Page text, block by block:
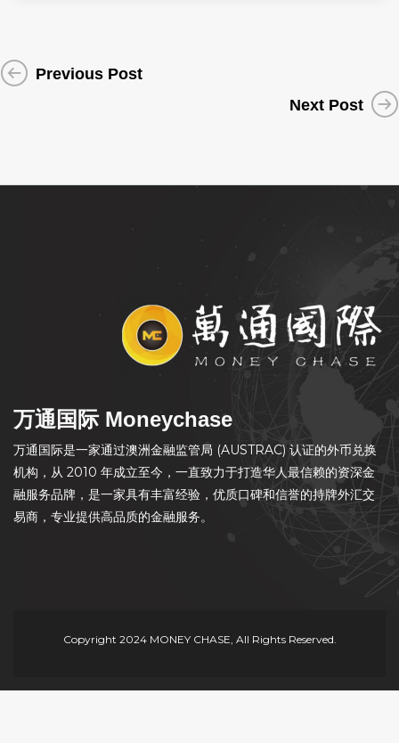
Previous Post
Next Post
万通国际 Moneychase
万通国际是一家通过澳洲金融监管局 (AUSTRAC) 认证的外币兑换
机构，从 2010 年成立至今，一直致力于打造华人最信赖的资深金
融服务品牌，是一家具有丰富经验，优质口碑和信誉的持牌外汇交
易商，专业提供高品质的金融服务。
Copyright 2024 MONEY CHASE, All Rights Reserved.